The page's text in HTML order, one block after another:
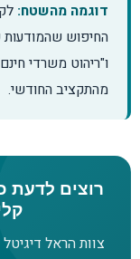
דוגמה מהשטח:
החיפוש שהמודעות
מהתקציב החודשי.
רוצים
צוות הראל